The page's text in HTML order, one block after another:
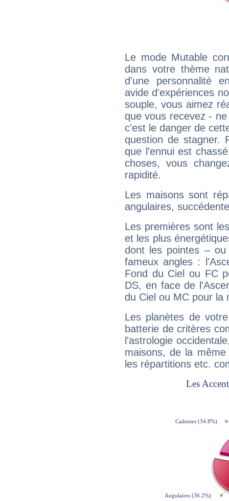
Le mode Mutable
dans votre thème
d'une personnalité
avide d'expériences
souple, vous aimez
que vous recevez -
c'est le danger de
question de stagner.
que l'ennui est
choses, vous
rapidité.
Les maisons sont
angulaires,
Les premières sont
et les plus
dont les pointes –
fameux angles :
Fond du Ciel ou FC
DS, en face de
du Ciel ou MC pour la
Les planètes de
batterie de critères
l'astrologie
maisons, de la
les répartitions etc.